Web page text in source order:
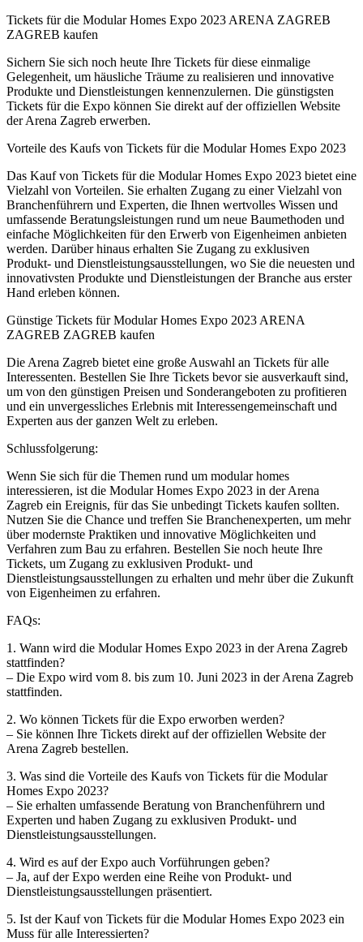
Tickets für die Modular Homes Expo 2023 ARENA ZAGREB
ZAGREB kaufen
Sichern Sie sich noch heute Ihre Tickets für diese einmalige
Gelegenheit, um häusliche Träume zu realisieren und innovative
Produkte und Dienstleistungen kennenzulernen. Die günstigsten
Tickets für die Expo können Sie direkt auf der offiziellen Website
der Arena Zagreb erwerben.
Vorteile des Kaufs von Tickets für die Modular Homes Expo 2023
Das Kauf von Tickets für die Modular Homes Expo 2023 bietet eine
Vielzahl von Vorteilen. Sie erhalten Zugang zu einer Vielzahl von
Branchenführern und Experten, die Ihnen wertvolles Wissen und
umfassende Beratungsleistungen rund um neue Baumethoden und
einfache Möglichkeiten für den Erwerb von Eigenheimen anbieten
werden. Darüber hinaus erhalten Sie Zugang zu exklusiven
Produkt- und Dienstleistungsausstellungen, wo Sie die neuesten und
innovativsten Produkte und Dienstleistungen der Branche aus erster
Hand erleben können.
Günstige Tickets für Modular Homes Expo 2023 ARENA
ZAGREB ZAGREB kaufen
Die Arena Zagreb bietet eine große Auswahl an Tickets für alle
Interessenten. Bestellen Sie Ihre Tickets bevor sie ausverkauft sind,
um von den günstigen Preisen und Sonderangeboten zu profitieren
und ein unvergessliches Erlebnis mit Interessengemeinschaft und
Experten aus der ganzen Welt zu erleben.
Schlussfolgerung:
Wenn Sie sich für die Themen rund um modular homes
interessieren, ist die Modular Homes Expo 2023 in der Arena
Zagreb ein Ereignis, für das Sie unbedingt Tickets kaufen sollten.
Nutzen Sie die Chance und treffen Sie Branchenexperten, um mehr
über modernste Praktiken und innovative Möglichkeiten und
Verfahren zum Bau zu erfahren. Bestellen Sie noch heute Ihre
Tickets, um Zugang zu exklusiven Produkt- und
Dienstleistungsausstellungen zu erhalten und mehr über die Zukunft
von Eigenheimen zu erfahren.
FAQs:
1. Wann wird die Modular Homes Expo 2023 in der Arena Zagreb
stattfinden?
– Die Expo wird vom 8. bis zum 10. Juni 2023 in der Arena Zagreb
stattfinden.
2. Wo können Tickets für die Expo erworben werden?
– Sie können Ihre Tickets direkt auf der offiziellen Website der
Arena Zagreb bestellen.
3. Was sind die Vorteile des Kaufs von Tickets für die Modular
Homes Expo 2023?
– Sie erhalten umfassende Beratung von Branchenführern und
Experten und haben Zugang zu exklusiven Produkt- und
Dienstleistungsausstellungen.
4. Wird es auf der Expo auch Vorführungen geben?
– Ja, auf der Expo werden eine Reihe von Produkt- und
Dienstleistungsausstellungen präsentiert.
5. Ist der Kauf von Tickets für die Modular Homes Expo 2023 ein
Muss für alle Interessierten?